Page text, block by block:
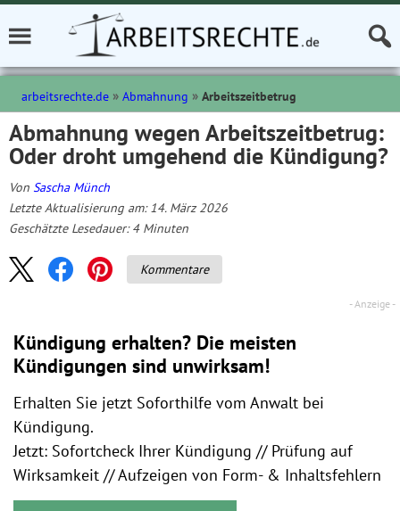
arbeitsrechte.de Abmahnung Arbeitszeitbetrug
Abmahnung wegen Arbeitszeitbetrug:
Oder droht umgehend die Kündigung?
Von Sascha Münch
Letzte Aktualisierung am: 14. März 2026
Geschätzte Lesedauer: 4 Minuten
Kommentare
Kündigung erhalten? Die meisten
Kündigungen sind unwirksam!
Erhalten Sie jetzt Soforthilfe vom Anwalt bei
Kündigung.
Jetzt: Sofortcheck Ihrer Kündigung // Prüfung auf
Wirksamkeit // Aufzeigen von Form- & Inhaltsfehlern